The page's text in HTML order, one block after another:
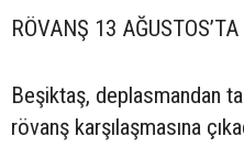
RÖVANŞ 13 AĞUSTOS’TA
Beşiktaş, deplasmandan
rövanş karşılaşmasına